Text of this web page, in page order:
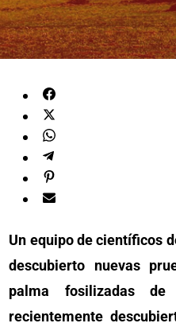
Un equipo de científicos
descubierto nuevas
palma fosilizadas
recientemente